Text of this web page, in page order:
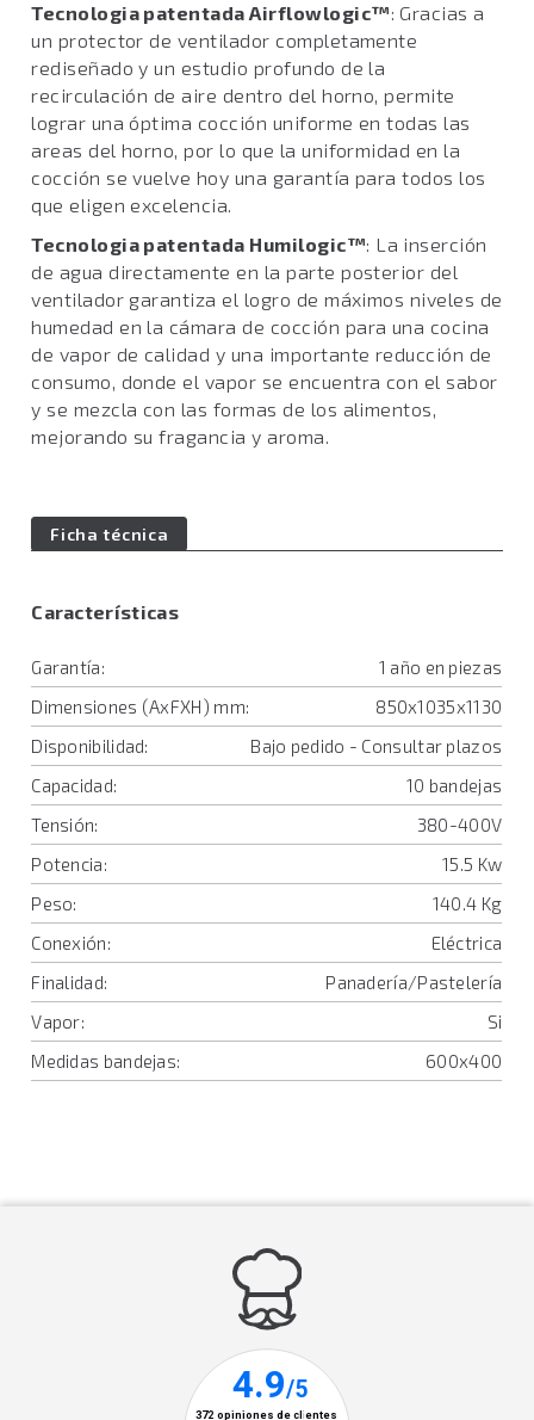
Tecnologia patentada Airflowlogic™: Gracias a
un protector de ventilador completamente
rediseñado y un estudio profundo de la
recirculación de aire dentro del horno, permite
lograr una óptima cocción uniforme en todas las
areas del horno, por lo que la uniformidad en la
cocción se vuelve hoy una garantía para todos los
que eligen excelencia.
Tecnologia patentada Humilogic™: La inserción
de agua directamente en la parte posterior del
ventilador garantiza el logro de máximos niveles de
humedad en la cámara de cocción para una cocina
de vapor de calidad y una importante reducción de
consumo, donde el vapor se encuentra con el sabor
y se mezcla con las formas de los alimentos,
mejorando su fragancia y aroma.
Ficha técnica
Características
Garantía:
1 año en piezas
Dimensiones (AxFXH) mm:
850x1035x1130
Disponibilidad:
Bajo pedido - Consultar plazos
Capacidad:
10 bandejas
Tensión:
380-400V
Potencia:
15.5 Kw
Peso:
140.4 Kg
Conexión:
Eléctrica
Finalidad:
Panadería/Pastelería
Vapor:
Si
Medidas bandejas:
600x400